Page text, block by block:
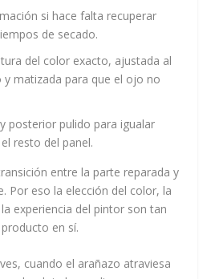
si hace falta recuperar
de secado.
del color exacto, ajustada al
y matizada para que el ojo no
posterior pulido para igualar
resto del panel.
entre la parte reparada y
Por eso la elección del color, la
experiencia del pintor son tan
en sí.
cuando el arañazo atraviesa